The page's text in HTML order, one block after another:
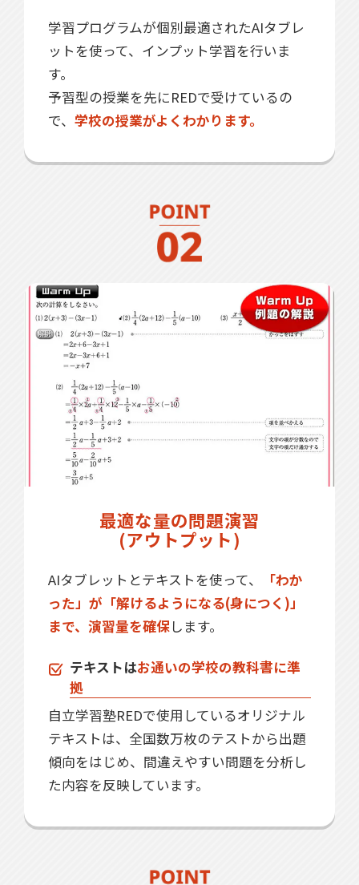
学習プログラムが個別最適されたAIタブレ
ットを使って、インプット学習を行いま
す。
予習型の授業を先にREDで受けているの
で、 学校の授業がよくわかります。
最適な量の問題演習
(アウトプット)
AIタブレットとテキストを使って、
「わか
った」が「解けるようになる(身につく)」
まで、演習量を確保します。
テキストはお通いの学校の教科書に準
拠
自立学習塾REDで使用しているオリジナル
テキストは、全国数万枚のテストから出題
傾向をはじめ、間違えやすい問題を分析し
た内容を反映しています。